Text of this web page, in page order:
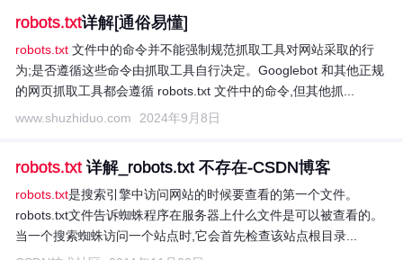
robots.txt详解[通俗易懂]
robots.txt 文件中的命令并不能强制规范抓取工具对网站采取的行
为;是否遵循这些命令由抓取工具自行决定。Googlebot 和其他正规
的网页抓取工具都会遵循 robots.txt 文件中的命令,但其他抓...
www.shuzhiduo.com
2024年9月8日
robots.txt 详解_robots.txt 不存在-CSDN博客
robots.txt是搜索引擎中访问网站的时候要查看的第一个文件。
robots.txt文件告诉蜘蛛程序在服务器上什么文件是可以被查看的。
当一个搜索蜘蛛访问一个站点时,它会首先检查该站点根目录...